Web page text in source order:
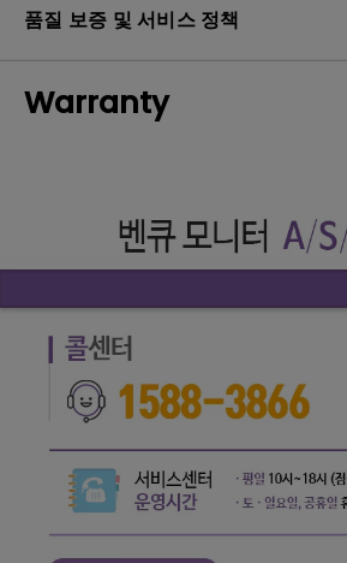
품질 보증 및 서비스 정책
Warranty